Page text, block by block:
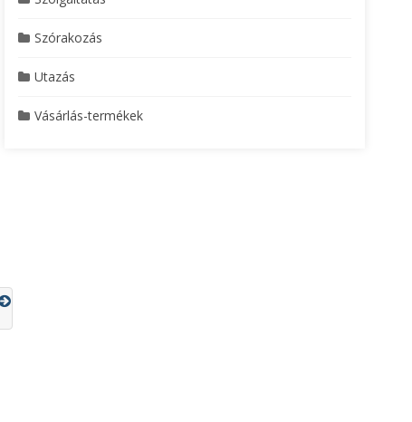
Szórakozás
Utazás
Vásárlás-termékek